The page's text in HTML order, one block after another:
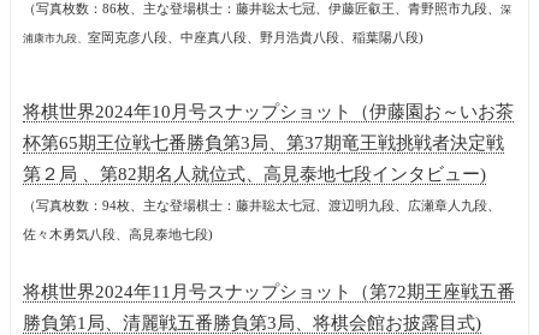
（写真枚数：86枚、主な登場棋士：藤井聡太七冠、伊藤匠叡王、青野照市九段、 深
浦康市九段、 室岡克彦八段、中座真八段、野月浩貴八段、稲葉陽八段)
将棋世界2024年10月号スナップショット（伊藤園お～いお茶
杯第65期王位戦七番勝負第3局、第37期竜王戦挑戦者決定戦
第２局 、第82期名人就位式、高見泰地七段インタビュー)
（写真枚数：94枚、主な登場棋士：藤井聡太七冠、渡辺明九段、広瀬章人九段、
佐々木勇気八段、高見泰地七段)
将棋世界2024年11月号スナップショット（第72期王座戦五番
勝負第1局、清麗戦五番勝負第3局、将棋会館お披露目式)